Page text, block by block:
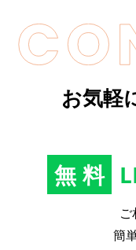
お気軽
無料
簡